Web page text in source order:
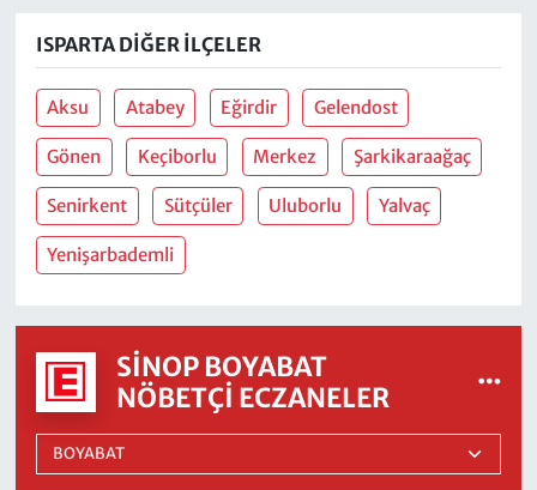
ISPARTA DIĞER İLÇELER
Aksu Atabey Eğirdir Gelendost
Gönen Keçiborlu Merkez Şarkikaraağaç
Senirkent Sütçüler Uluborlu Yalvaç
Yenişarbademli
SINOP BOYABAT
NÖBETÇI ECZANELER